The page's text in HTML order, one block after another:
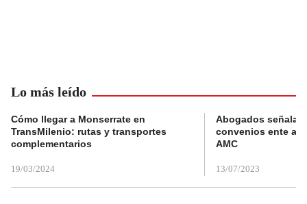
Lo más leído
Cómo llegar a Monserrate en
TransMilenio: rutas y transportes
complementarios
19/03/2024
Abogados
convenios ente
AMC
13/07/2023